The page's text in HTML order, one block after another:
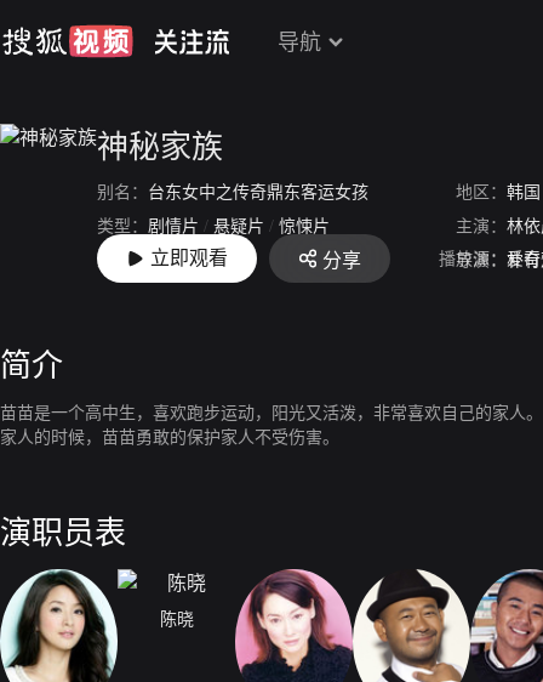
导航
神秘家族
别名： 台东女中之传奇鼎东客运女孩 地区： 韩国
类型： 剧情片 / 悬疑片 / 惊悚片 主演： 林
上映： 2015-07-15 导演： 朴
立即观看 分享 播放源： 爱
简介
苗苗是一个高中生，喜欢跑步运动，阳光又活泼，非常喜欢自己的家人
家人的时候，苗苗勇敢的保护家人不受伤害。
演职员表
陈晓